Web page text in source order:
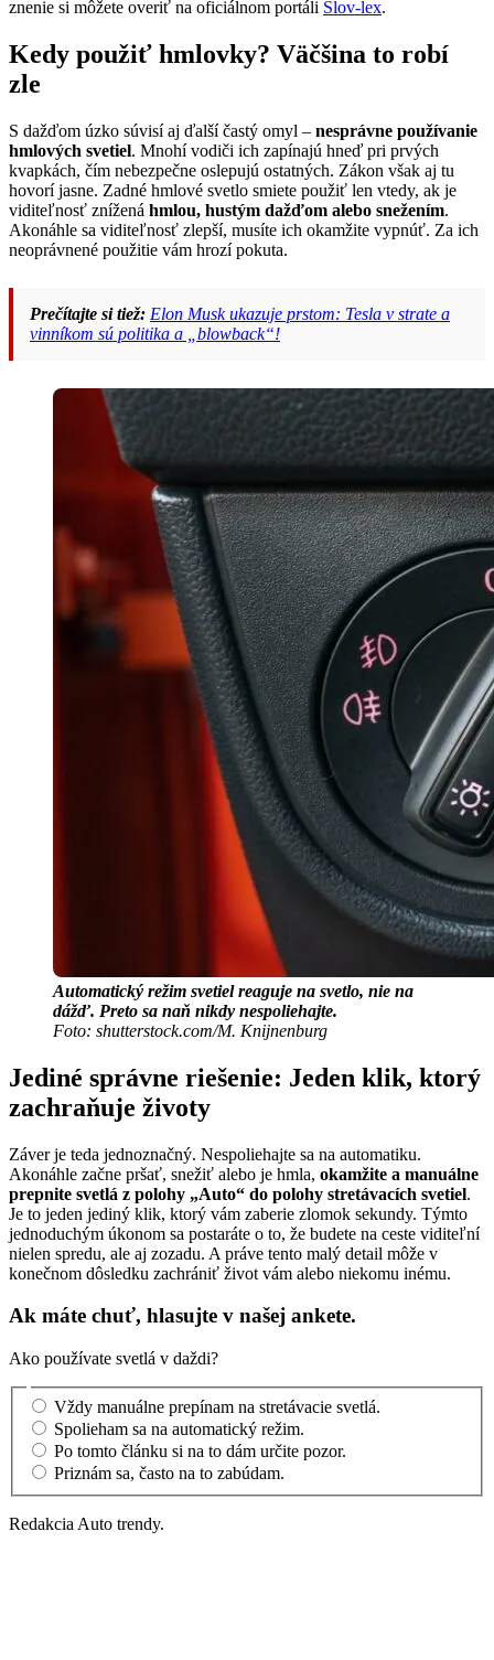
znenie si môžete overiť na oficiálnom portáli Slov-lex.
Kedy použiť hmlovky? Väčšina to robí
zle
S dažďom úzko súvisí aj ďalší častý omyl – nesprávne používanie
hmlových svetiel. Mnohí vodiči ich zapínajú hneď pri prvých
kvapkách, čím nebezpečne oslepujú ostatných. Zákon však aj tu
hovorí jasne. Zadné hmlové svetlo smiete použiť len vtedy, ak je
viditeľnosť znížená hmlou, hustým dažďom alebo snežením.
Akonáhle sa viditeľnosť zlepší, musíte ich okamžite vypnúť. Za ich
neoprávnené použitie vám hrozí pokuta.
Prečítajte si tiež: Elon Musk ukazuje prstom: Tesla v strate a
vinníkom sú politika a „blowback“!
Automatický režim svetiel reaguje na svetlo, nie na
dážď. Preto sa naň nikdy nespoliehajte.
Foto: shutterstock.com/M. Knijnenburg
Jediné správne riešenie: Jeden klik, ktorý
zachraňuje životy
Záver je teda jednoznačný. Nespoliehajte sa na automatiku.
Akonáhle začne pršať, snežiť alebo je hmla, okamžite a manuálne
prepnite svetlá z polohy „Auto“ do polohy stretávacích svetiel.
Je to jeden jediný klik, ktorý vám zaberie zlomok sekundy. Týmto
jednoduchým úkonom sa postaráte o to, že budete na ceste viditeľní
nielen spredu, ale aj zozadu. A práve tento malý detail môže v
konečnom dôsledku zachrániť život vám alebo niekomu inému.
Ak máte chuť, hlasujte v našej ankete.
Ako používate svetlá v daždi?
Vždy manuálne prepínam na stretávacie svetlá.
Spolieham sa na automatický režim.
Po tomto článku si na to dám určite pozor.
Priznám sa, často na to zabúdam.
Redakcia Auto trendy.